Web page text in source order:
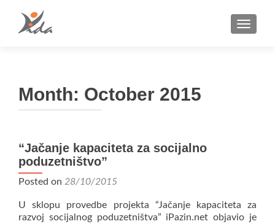
Month: October 2015
“Jačanje kapaciteta za socijalno
poduzetništvo”
Posted on 28/10/2015
U sklopu provedbe projekta “Jačanje kapaciteta za
razvoj socijalnog poduzetništva” iPazin.net objavio je